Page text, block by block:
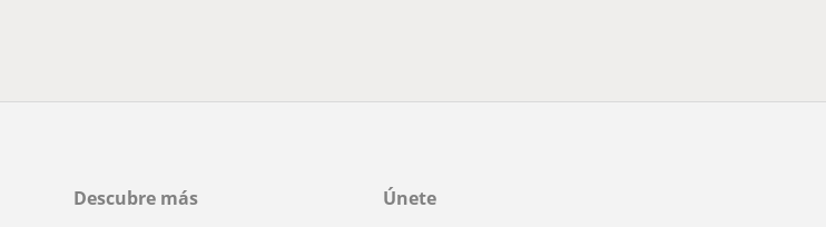
Descubre más
Únete